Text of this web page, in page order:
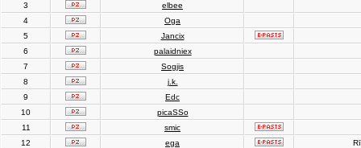
3
elbee
4
Oga
5
Jancix
6
palaidniex
7
Sogjis
8
j.k.
9
Edc
10
picaSSo
11
smic
12
ega